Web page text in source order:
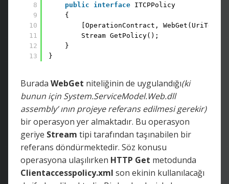
8
9
10
11
12
13
public
interface ITCPPolicy
{
[OperationContract,
Stream GetPolicy();
}
}
Burada WebGet niteliğinin de uygulandığı(ki
bunun için System.ServiceModel.Web.dll
assembly’ ının projeye referans edilmesi gerekir)
bir operasyon yer almaktadır. Bu operasyon
geriye Stream tipi tarafından taşınabilen bir
referans döndürmektedir. Söz konusu
operasyona ulaşılırken HTTP Get metodunda
Clientaccesspolicy.xml son ekinin kullanılacağı